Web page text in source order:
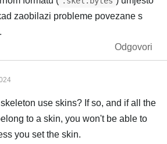
zaobilazi probleme povezane s
Odgovori
use skins? If so, and if all the
to a skin, you won't be able to
you set the skin.